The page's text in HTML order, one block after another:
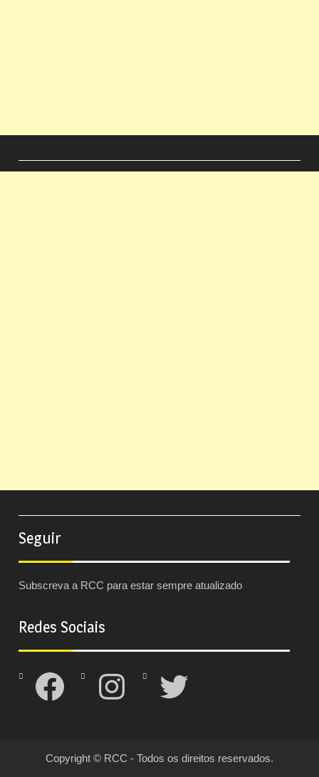
Seguir
Subscreva a RCC para estar sempre atualizado
Redes Sociais
Facebook Instagram Twitter
Copyright © RCC - Todos os direitos reservados.